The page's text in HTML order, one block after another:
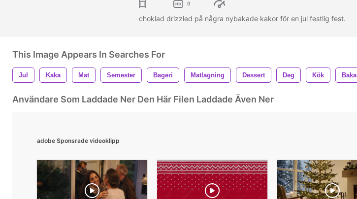
0
choklad drizzled på några nybakade kakor för en jul festlig fest.
This Image Appears In Searches For
Jul Kaka Mat Semester Bageri Matlagning Dessert Deg Kök Baka
Användare Som Laddade Ner Den Här Filen Laddade Även Ner
adobe Sponsrade videoklipp